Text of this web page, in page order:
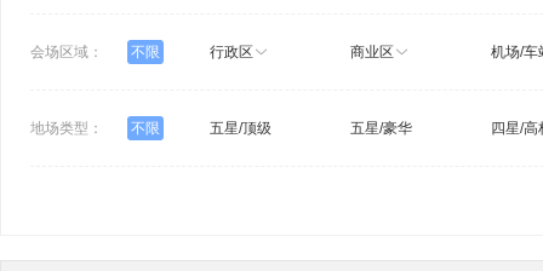
会场区域： 不限 行政区 商业区 机场/车
地场类型： 不限 五星/顶级 五星/豪华 四星/高